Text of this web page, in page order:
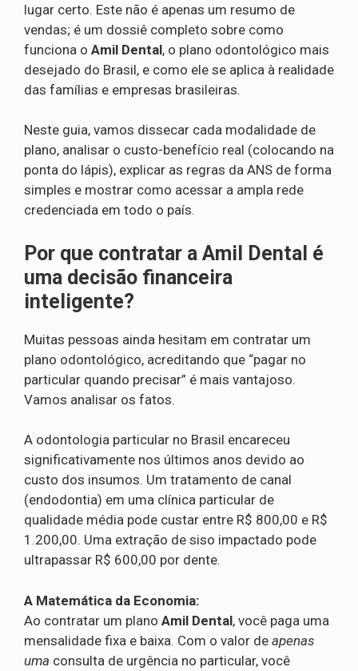
lugar certo. Este não é apenas um resumo de
vendas; é um dossiê completo sobre como
funciona o Amil Dental, o plano odontológico mais
desejado do Brasil, e como ele se aplica à realidade
das famílias e empresas brasileiras.
Neste guia, vamos dissecar cada modalidade de
plano, analisar o custo-benefício real (colocando na
ponta do lápis), explicar as regras da ANS de forma
simples e mostrar como acessar a ampla rede
credenciada em todo o país.
Por que contratar a Amil Dental é
uma decisão financeira
inteligente?
Muitas pessoas ainda hesitam em contratar um
plano odontológico, acreditando que “pagar no
particular quando precisar” é mais vantajoso.
Vamos analisar os fatos.
A odontologia particular no Brasil encareceu
significativamente nos últimos anos devido ao
custo dos insumos. Um tratamento de canal
(endodontia) em uma clínica particular de
qualidade média pode custar entre R$ 800,00 e R$
1.200,00. Uma extração de siso impactado pode
ultrapassar R$ 600,00 por dente.
A Matemática da Economia:
Ao contratar um plano Amil Dental, você paga uma
mensalidade fixa e baixa. Com o valor de apenas
uma consulta de urgência no particular, você